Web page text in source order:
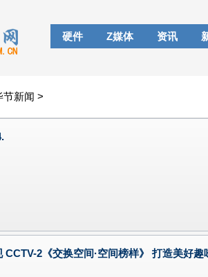
硬件 Z媒体 资讯
节新闻 >
CCTV-2《交换空间·空间榜样》 打造美好趣